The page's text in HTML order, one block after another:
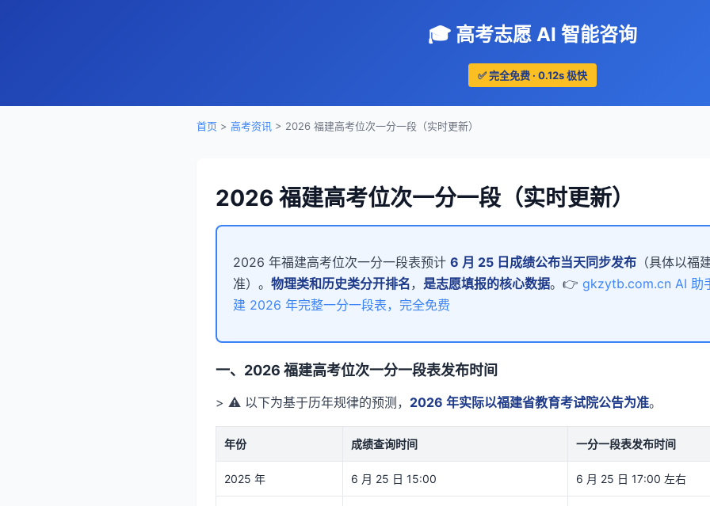
🎓 高考志愿 AI 智能咨询
✅ 完全免费 · 0.12s 极快
首页 > 高考资讯 > 2026 福建高考位次一分一段（实时更新）
2026 福建高考位次一分一段（实时更新）
2026 年福建高考位次一分一段表预计 6 月 25 日成绩公布当天同步发布 （具体以福
准）。 物理类和历史类分开排名， 是志愿填报的核心数据。👉 gkzytb.com.cn AI 助
建 2026 年完整一分一段表，完全免费
一、2026 福建高考位次一分一段表发布时间
> ⚠️ 以下为基于历年规律的预测， 2026 年实际以福建省教育考试院公告为准。
年份 成绩查询时间 一分一段表发布时间
2025 年 6 月 25 日 15:00 6 月 25 日 17:00 左右